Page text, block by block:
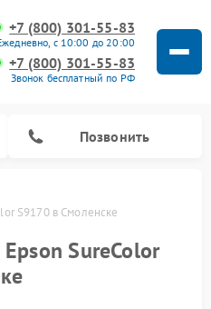
+7 (800) 301-55-83
с 10:00 до 20:00
+7 (800) 301-55-83
Звонок бесплатный по РФ
Позвонить
S9170 в Смоленске
SureColor